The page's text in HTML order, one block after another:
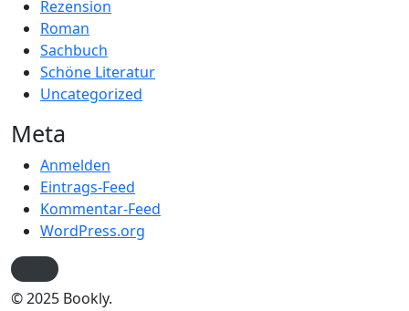
Rezension
Roman
Sachbuch
Schöne Literatur
Uncategorized
Meta
Anmelden
Eintrags-Feed
Kommentar-Feed
WordPress.org
© 2025 Bookly.